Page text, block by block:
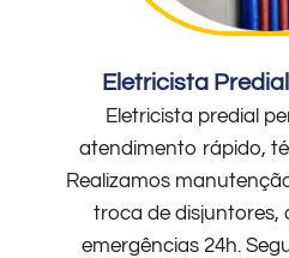
Eletricista
Eletricista predial
atendimento rápido,
Realizamos
troca de disjuntores,
emergências 24h.